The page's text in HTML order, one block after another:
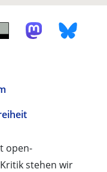
open-
stehen wir